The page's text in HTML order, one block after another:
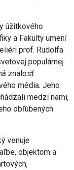
úžitkového
a Fakulty umení
prof. Rudolfa
populárnej
znalosť
média. Jeho
medzi nami,
obľúbených
venuje
objektom a